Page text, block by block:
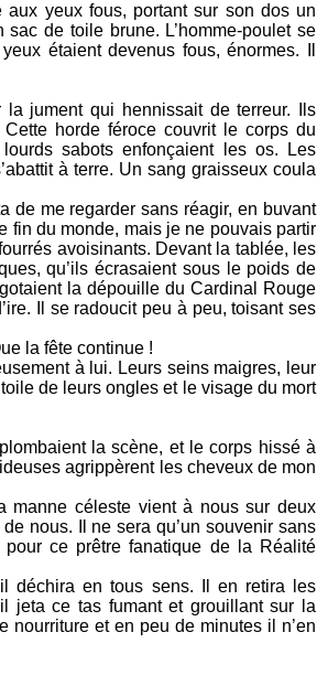
yeux fous, portant sur son dos un
de toile brune. L’homme-poulet se
étaient devenus fous, énormes. Il
jument qui hennissait de terreur. Ils
horde féroce couvrit le corps du
sabots enfonçaient les os. Les
à terre. Un sang graisseux coula
de me regarder sans réagir, en buvant
fin du monde, mais je ne pouvais partir
avoisinants. Devant la tablée, les
qu’ils écrasaient sous le poids de
la dépouille du Cardinal Rouge
Il se radoucit peu à peu, toisant ses
la fête continue !
à lui. Leurs seins maigres, leur
de leurs ongles et le visage du mort
la scène, et le corps hissé à
agrippèrent les cheveux de mon
manne céleste vient à nous sur deux
nous. Il ne sera qu’un souvenir sans
pour ce prêtre fanatique de la Réalité
déchira en tous sens. Il en retira les
jeta ce tas fumant et grouillant sur la
nourriture et en peu de minutes il n’en